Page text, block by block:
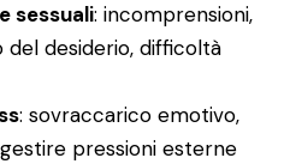
sessuali: incomprensioni,
del desiderio, difficoltà
: sovraccarico emotivo,
pressioni esterne